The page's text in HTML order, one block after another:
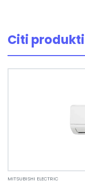
Citi produkti
MITSUBISHI ELECTRIC